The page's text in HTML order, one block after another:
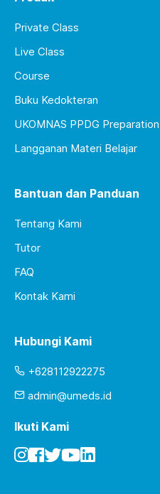
Private Class
Live Class
Course
Buku Kedokteran
UKOMNAS PPDG Preparation
Langganan Materi Belajar
Bantuan dan Panduan
Tentang Kami
Tutor
FAQ
Kontak Kami
Hubungi Kami
+628112922275
admin@umeds.id
Ikuti Kami